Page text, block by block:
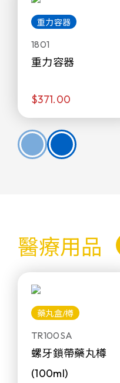
重力容器
1801
重力容器
$371.00
醫療用品
藥丸盒/樽
TR100SA
螺牙鎖帶藥丸樽
(100ml)